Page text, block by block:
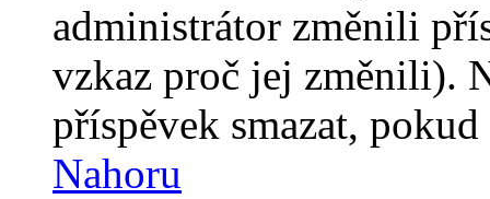
administrátor změnili
vzkaz proč jej změnili).
příspěvek smazat,
Nahoru